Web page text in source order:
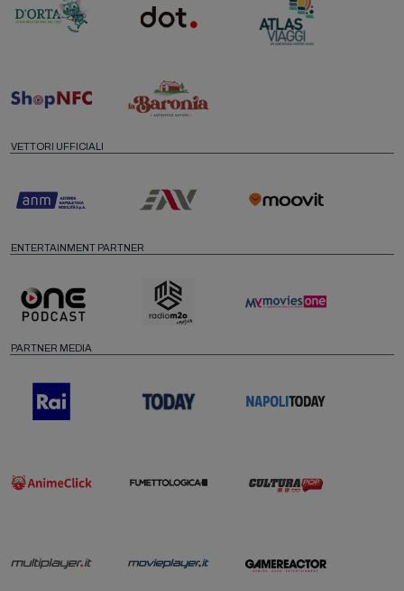
VETTORI UFFICIALI
ENTERTAINMENT PARTNER
PARTNER MEDIA